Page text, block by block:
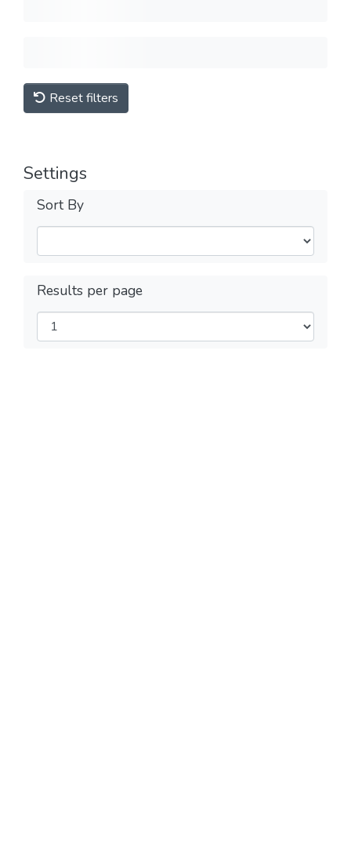
Reset filters
Settings
Sort By
Results per page